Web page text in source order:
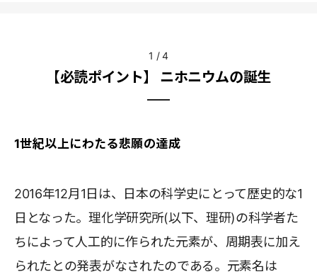
1 /4
【必読ポイント】 ニホニウムの誕生
1世紀以上にわたる悲願の達成
2016年12月1日は、日本の科学史にとって歴史的な1
日となった。理化学研究所(以下、理研)の科学者た
ちによって人工的に作られた元素が、周期表に加え
られたとの発表がなされたのである。元素名は